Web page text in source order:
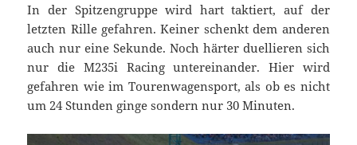
In der Spitzengruppe wird hart taktiert, auf der
letzten Rille gefahren. Keiner schenkt dem anderen
auch nur eine Sekunde. Noch härter duellieren sich
nur die M235i Racing untereinander. Hier wird
gefahren wie im Tourenwagensport, als ob es nicht
um 24 Stunden ginge sondern nur 30 Minuten.